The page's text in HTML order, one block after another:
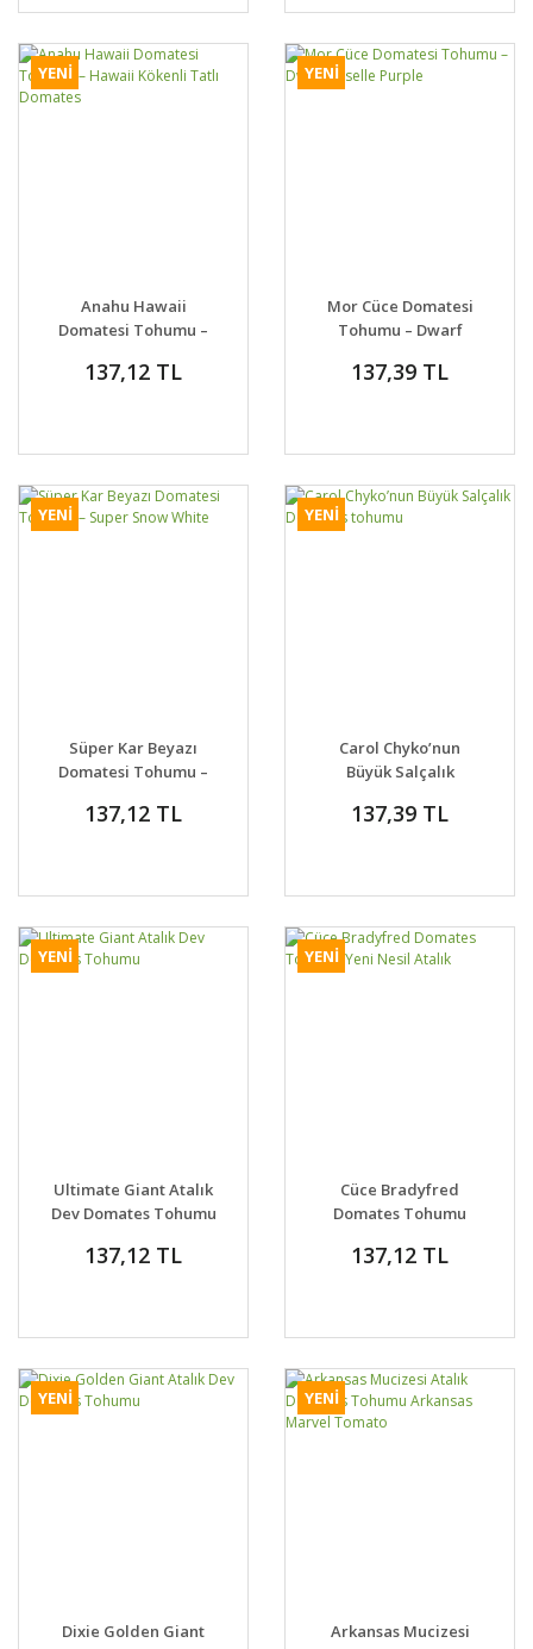
YENİ
Anahu Hawaii
Domatesi Tohumu –
Domates
137,12 TL
YENİ
Mor Cüce Domatesi
Tohumu – Dwarf
137,39 TL
YENİ
Süper Kar Beyazı
Domatesi Tohumu –
137,12 TL
YENİ
Carol Chyko’nun
Büyük Salçalık
137,39 TL
YENİ
Ultimate Giant Atalık
Dev Domates Tohumu
137,12 TL
YENİ
Cüce Bradyfred
Domates Tohumu
137,12 TL
YENİ
Dixie Golden Giant
YENİ
Arkansas Mucizesi